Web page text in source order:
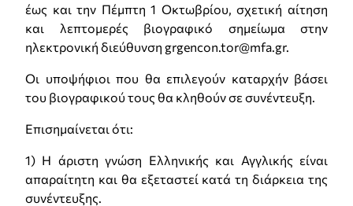
έως και την Πέμπτη 1 Οκτωβρίου, σχετική αίτηση
και λεπτομερές βιογραφικό σημείωμα στην
ηλεκτρονική διεύθυνση grgencon.tor@mfa.gr.
Οι υποψήφιοι που θα επιλεγούν καταρχήν βάσει
του βιογραφικού τους θα κληθούν σε συνέντευξη.
Επισημαίνεται ότι:
1) Η άριστη γνώση Ελληνικής και Αγγλικής είναι
απαραίτητη και θα εξεταστεί κατά τη διάρκεια της
συνέντευξης.